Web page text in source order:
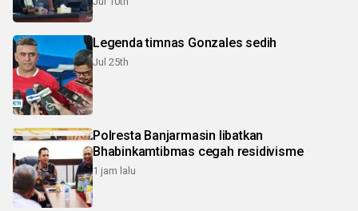
Legenda timnas Gonzales sedih
Jul 25th
Polresta Banjarmasin libatkan
Bhabinkamtibmas cegah residivisme
1 jam lalu